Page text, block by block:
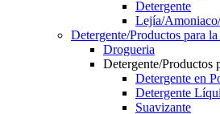
Detergente
Lejía/
Detergente/Productos para
Drogueria
Detergente/Productos
Detergente en
Detergente
Suavizante